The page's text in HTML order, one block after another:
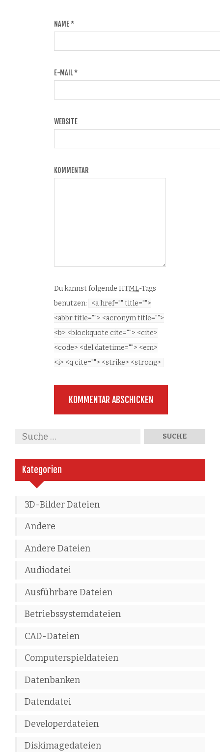
NAME*
E-MAIL*
WEBSITE
KOMMENTAR
Du kannst folgende HTML-Tags
benutzen:
<a href="" title="">
<abbr title=""> <acronym title="">
<b> <blockquote cite=""> <cite>
<code> <del datetime=""> <em>
<i> <q cite=""> <strike> <strong>
Kategorien
3D-Bilder Dateien
Andere
Andere Dateien
Audiodatei
Ausführbare Dateien
Betriebssystemdateien
CAD-Dateien
Computerspieldateien
Datenbanken
Datendatei
Developerdateien
Diskimagedateien